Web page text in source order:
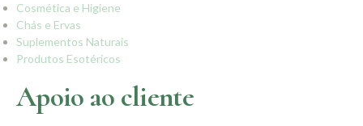
Cosmética e Higiene
Chás e Ervas
Suplementos Naturais
Produtos Esotéricos
Apoio ao cliente